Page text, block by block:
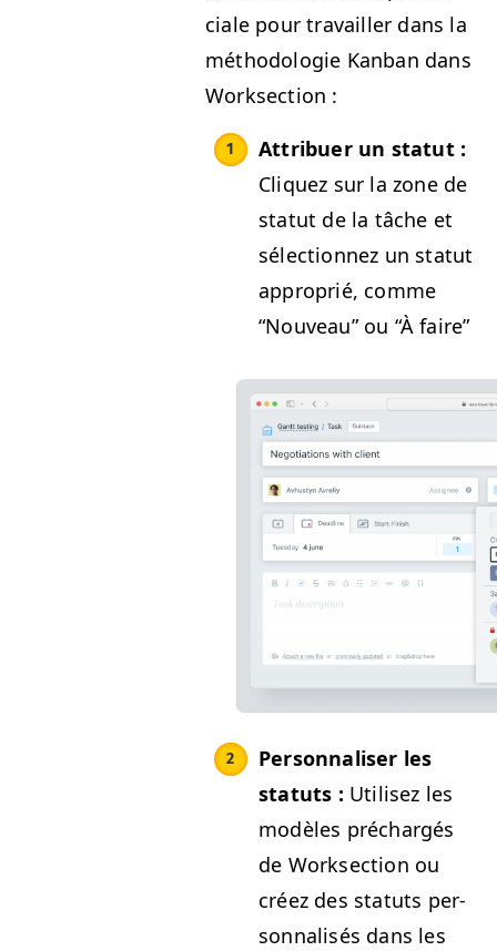
ciale pour tra­vailler dans la
méthodolo­gie Kan­ban dans
Worksection :
Attribuer un statut :
Cliquez sur la zone de
statut de la tâche et
sélec­tion­nez un statut
appro­prié, comme
“Nou­veau” ou “À faire”
Per­son­nalis­er les
statuts : Utilisez les
mod­èles préchargés
de Work­sec­tion ou
créez des statuts per­
son­nal­isés dans les